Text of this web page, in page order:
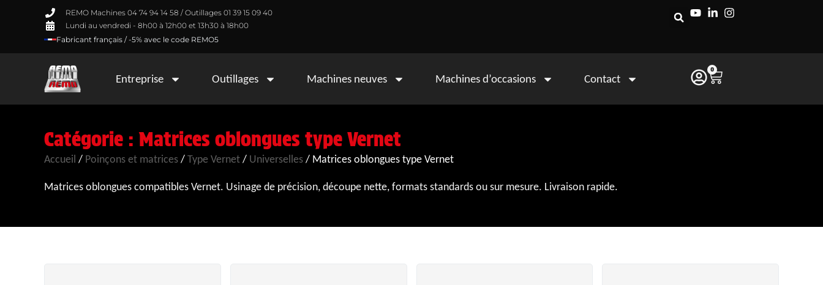
REMO Machines 04 74 94 14 58 / Outillages 01 39 15 09 40
Lundi au vendredi - 8h00 à 12h00 et 13h30 à 18h00
Fabricant français / -5% avec le code REMO5
Entreprise Outillages Machines neuves Machines d’occasions Contact
0
Catégorie : Matrices oblongues type Vernet
Accueil / Poinçons et matrices/Type Vernet/ Universelles/ Matrices oblongues type Vernet
Matrices oblongues compatibles Vernet. Usinage de précision, découpe nette, formats standards ou sur mesure. Livraison rapide.